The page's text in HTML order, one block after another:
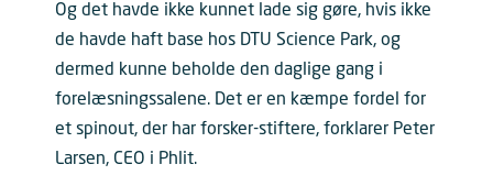
Og det havde ikke kunnet lade sig gøre, hvis ikke
de havde haft base hos DTU Science Park, og
dermed kunne beholde den daglige gang i
forelæsningssalene. Det er en kæmpe fordel for
et spinout, der har forsker-stiftere, forklarer Peter
Larsen, CEO i Phlit.